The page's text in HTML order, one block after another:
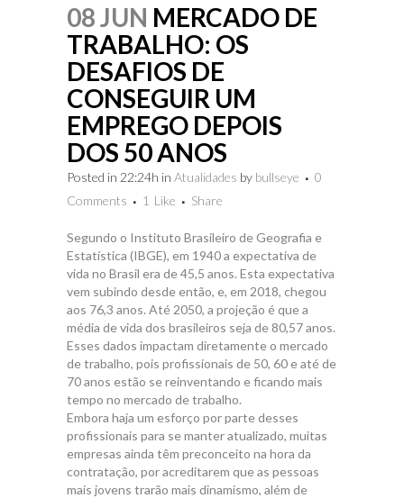
08 JUN MERCADO DE
TRABALHO: OS
DESAFIOS DE
CONSEGUIR UM
EMPREGO DEPOIS
DOS 50 ANOS
Posted in 22:24h in Atualidades by bullseye
0
Comments
1 Like Share
Segundo o Instituto Brasileiro de Geografia e
Estatística (IBGE), em 1940 a expectativa de
vida no Brasil era de 45,5 anos. Esta expectativa
vem subindo desde então, e, em 2018, chegou
aos 76,3 anos. Até 2050, a projeção é que a
média de vida dos brasileiros seja de 80,57 anos.
Esses dados impactam diretamente o mercado
de trabalho, pois profissionais de 50, 60 e até de
70 anos estão se reinventando e ficando mais
tempo no mercado de trabalho.
Embora haja um esforço por parte desses
profissionais para se manter atualizado, muitas
empresas ainda têm preconceito na hora da
contratação, por acreditarem que as pessoas
mais jovens trarão mais dinamismo, além de